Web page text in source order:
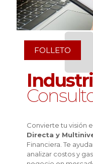
FOLLETO
Convierte tu visión
Directa y
Financiera. Te
analizar costos y